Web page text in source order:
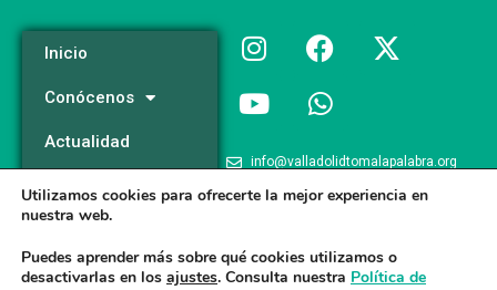
Inicio
Conócenos
Actualidad
Programa
info@valladolidtomalapalabra.org
+34 983 426 124
Utilizamos cookies para ofrecerte la mejor experiencia en
nuestra web.
Puedes aprender más sobre qué cookies utilizamos o
desactivarlas en los ajustes. Consulta nuestra Política de